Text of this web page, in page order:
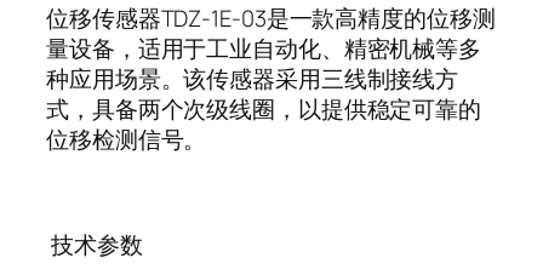
位移传感器TDZ-1E-03是一款高精度的位移测
量设备，适用于工业自动化、精密机械等多
种应用场景。该传感器采用三线制接线方
式，具备两个次级线圈，以提供稳定可靠的
位移检测信号。
技术参数